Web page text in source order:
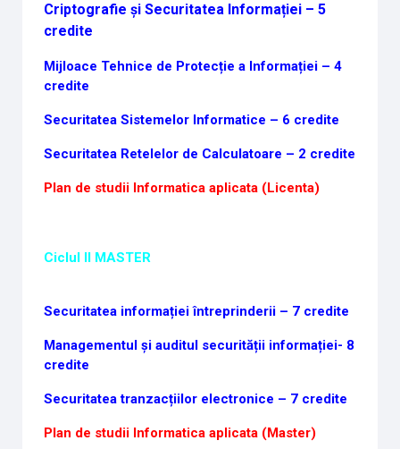
Criptografie și Securitatea Informației – 5
credite
Mijloace Tehnice de Protecție a Informației – 4
credite
Securitatea Sistemelor Informatice – 6 credite
Securitatea Retelelor de Calculatoare – 2 credite
Plan de studii Informatica aplicata (Licenta)
Ciclul II MASTER
Securitatea informației întreprinderii – 7 credite
Managementul și auditul securității informației- 8
credite
Securitatea tranzacțiilor electronice – 7 credite
Plan de studii Informatica aplicata (Master)